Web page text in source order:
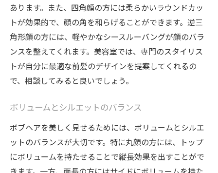
あります。また、四角顔の方には柔らかいラウンドカッ
トが効果的で、顔の角を和らげることができます。逆三
角形顔の方には、軽やかなシースルーバングが顔のバラ
ンスを整えてくれます。美容室では、専門のスタイリス
トが自分に最適な前髪のデザインを提案してくれるの
で、相談してみると良いでしょう。
ボリュームとシルエットのバランス
ボブヘアを美しく見せるためには、ボリュームとシルエ
ットのバランスが大切です。特に丸顔の方には、トップ
にボリュームを持たせることで縦長効果を出すことがで